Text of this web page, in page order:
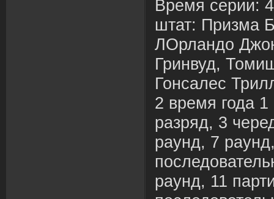
Время серии:
штат: Призма
ЛОрландо
Гринвуд,
Гонсалес
2 время года 1
разряд, 3
раунд, 7
раунд, 11